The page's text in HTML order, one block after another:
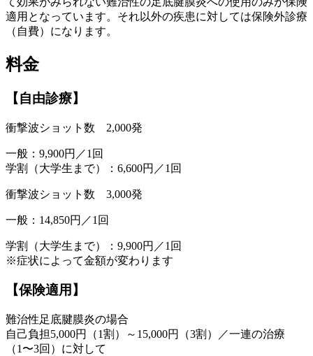
適用となっています。それ以外の疾患に対しては保険外診療
（自費）になります。
料金
【自由診療】
衝撃波ショット数 2,000発
一般：9,900円／1回
学割（大学生まで）：6,600円／1回
衝撃波ショット数 3,000発
一般：14,850円／1回
学割（大学生まで）：9,900円／1回
※症状によって金額が変わります
【保険適用】
難治性足底腱膜炎の場合
自己負担5,000円（1割）～15,000円（3割）／一連の治療
（1〜3回）に対して